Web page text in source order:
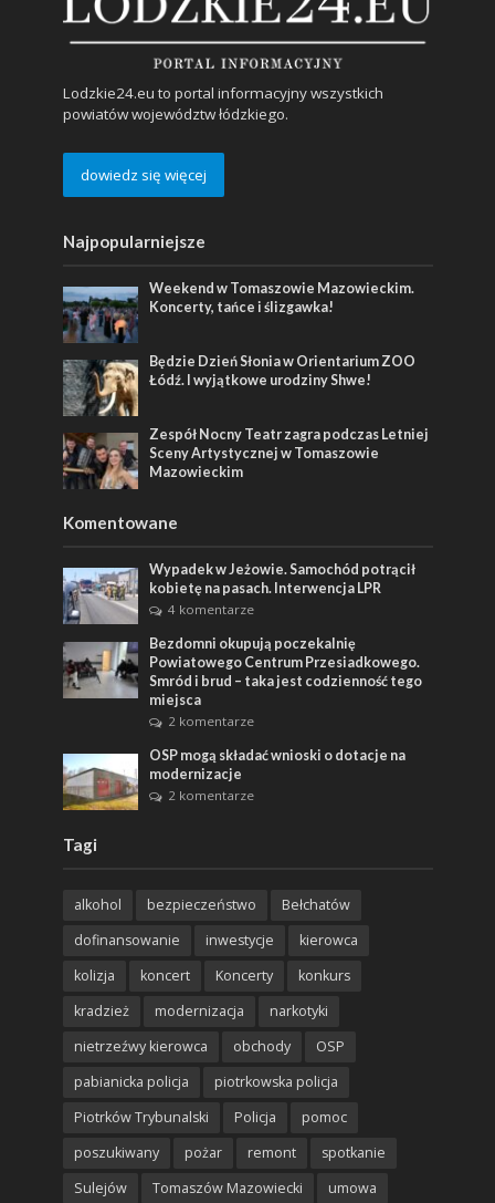
Lodzkie24.eu to portal informacyjny wszystkich
powiatów województw łódzkiego.
dowiedz się więcej
Najpopularniejsze
Weekend w Tomaszowie Mazowieckim.
Koncerty, tańce i ślizgawka!
Będzie Dzień Słonia w Orientarium ZOO
Łódź. I wyjątkowe urodziny Shwe!
Zespół Nocny Teatr zagra podczas Letniej
Sceny Artystycznej w Tomaszowie
Mazowieckim
Komentowane
Wypadek w Jeżowie. Samochód potrącił
kobietę na pasach. Interwencja LPR
4 komentarze
Bezdomni okupują poczekalnię
Powiatowego Centrum Przesiadkowego.
Smród i brud – taka jest codzienność tego
miejsca
2 komentarze
OSP mogą składać wnioski o dotacje na
modernizacje
2 komentarze
Tagi
alkohol bezpieczeństwo
Bełchatów
dofinansowanie
inwestycje
kierowca
kolizja
koncert Koncerty
konkurs
kradzież
modernizacja
narkotyki
nietrzeźwy kierowca
obchody
OSP
pabianicka policja
piotrkowska policja
Piotrków Trybunalski
Policja
pomoc
poszukiwany
pożar remont
spotkanie
Sulejów
Tomaszów Mazowiecki umowa